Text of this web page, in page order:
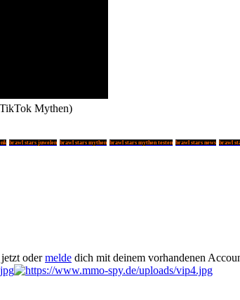
Mythen)
brawl stars juwelen brawl stars mythen brawl stars mythen testen brawl stars news brawl
odermelde dich mit deinem vorhandenen